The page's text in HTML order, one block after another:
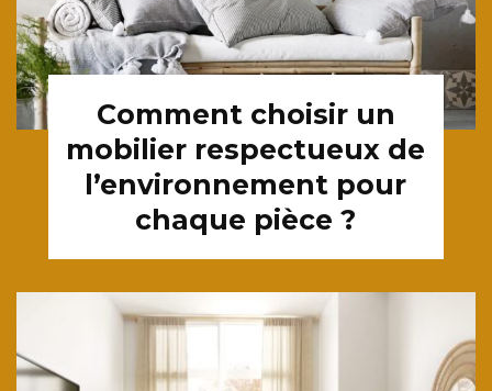
Comment choisir un
mobilier respectueux de
l’environnement pour
chaque pièce ?